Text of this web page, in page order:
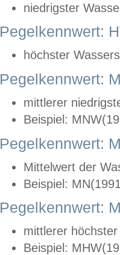
niedrigster
Pegelkennwert:
höchster
Pegelkennwert:
mittlerer
Beispiel:
Pegelkennwert:
Mittelwert der
Beispiel:
Pegelkennwert:
mittlerer
Beispiel: